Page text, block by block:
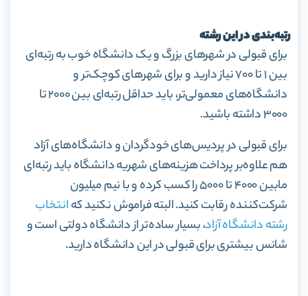
رتبه‌بندی در این رشته
برای قبولی در شهرهای بزرگ و یک دانشگاه خوب به رتبه‌ای
بین ۱ تا ۷۰۰ نیاز دارید و برای شهرهای کوچک‌تر و
دانشگاه‌های معمولی‌تر، باید حداقل رتبه‌ای بین ۲۰۰۰ تا
۳۰۰۰ داشته باشید.
برای قبولی در پردیس‌های خودگردان و دانشگاه‌های آزاد
هم علاوه‌بر پرداخت هزینه‌های شهریه دانشگاه باید رتبه‌ای
مابین ۴۰۰۰ تا ۵۰۰۰ را کسب کرده و با نیم میلیون
شرکت‌کننده رقابت کنید. البته فراموش نکنید کهانتخاب
رشته دانشگاه آزاد، بسیار ساده‌تر از دانشگاه دولتی است و
شانس بیشتری برای قبولی در این دانشگاه دارید.